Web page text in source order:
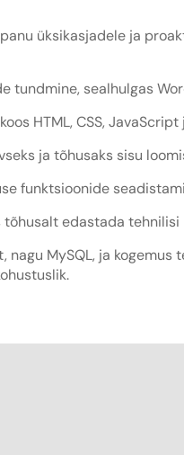
üksikasjadele ja
sealhulgas
HTML, CSS, JavaScript
ja tõhusaks sisu
funktsioonide
edastada
MySQL, ja kogemus